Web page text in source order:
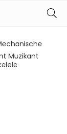
Muzikant